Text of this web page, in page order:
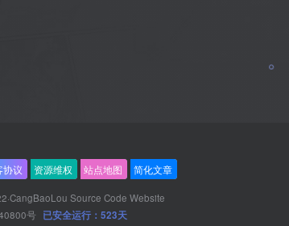
协议 资源维权 站点地图 简化文章
CangBaoLou Source Code Website
号 已安全运行：523天